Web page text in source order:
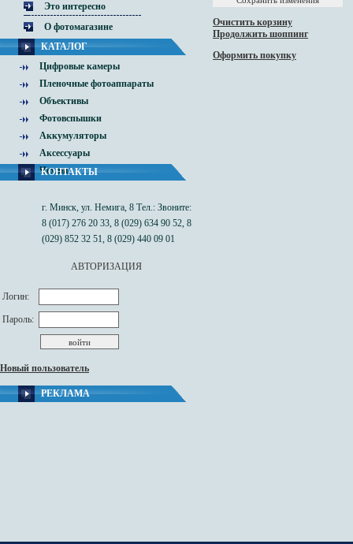
Это интересно
О фотомагазине
КАТАЛОГ
Цифровые камеры
Пленочные фотоаппараты
Объективы
Фотовспышки
Аккумуляторы
Аксессуары
Чехлы
КОНТАКТЫ
г. Минск, ул. Немига, 8 Тел.: Звоните:
8 (017) 276 20 33, 8 (029) 634 90 52, 8
(029) 852 32 51, 8 (029) 440 09 01
АВТОРИЗАЦИЯ
Логин:
Пароль:
Новый пользователь
РЕКЛАМА
Очистить корзину
Продолжить шоппинг
Оформить покупку